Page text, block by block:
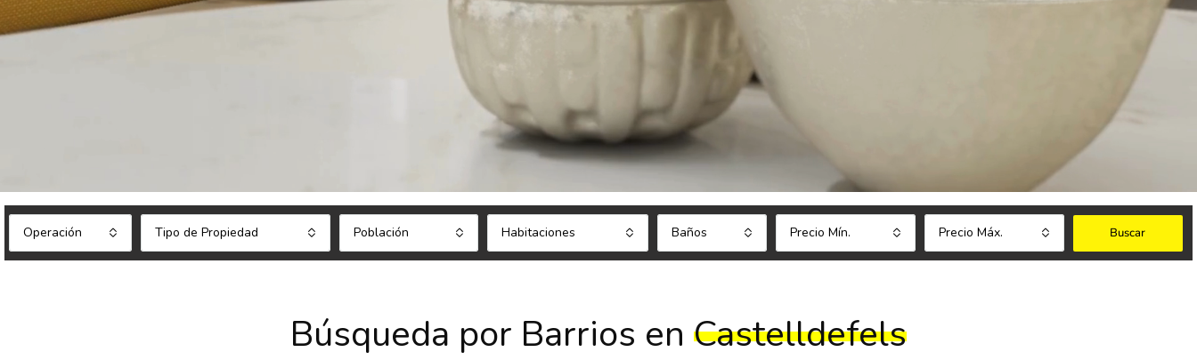
Operación Tipo de Propiedad Población Habitaciones Baños Precio Mín. Precio Máx. Buscar
Búsqueda por Barrios en Castelldefels